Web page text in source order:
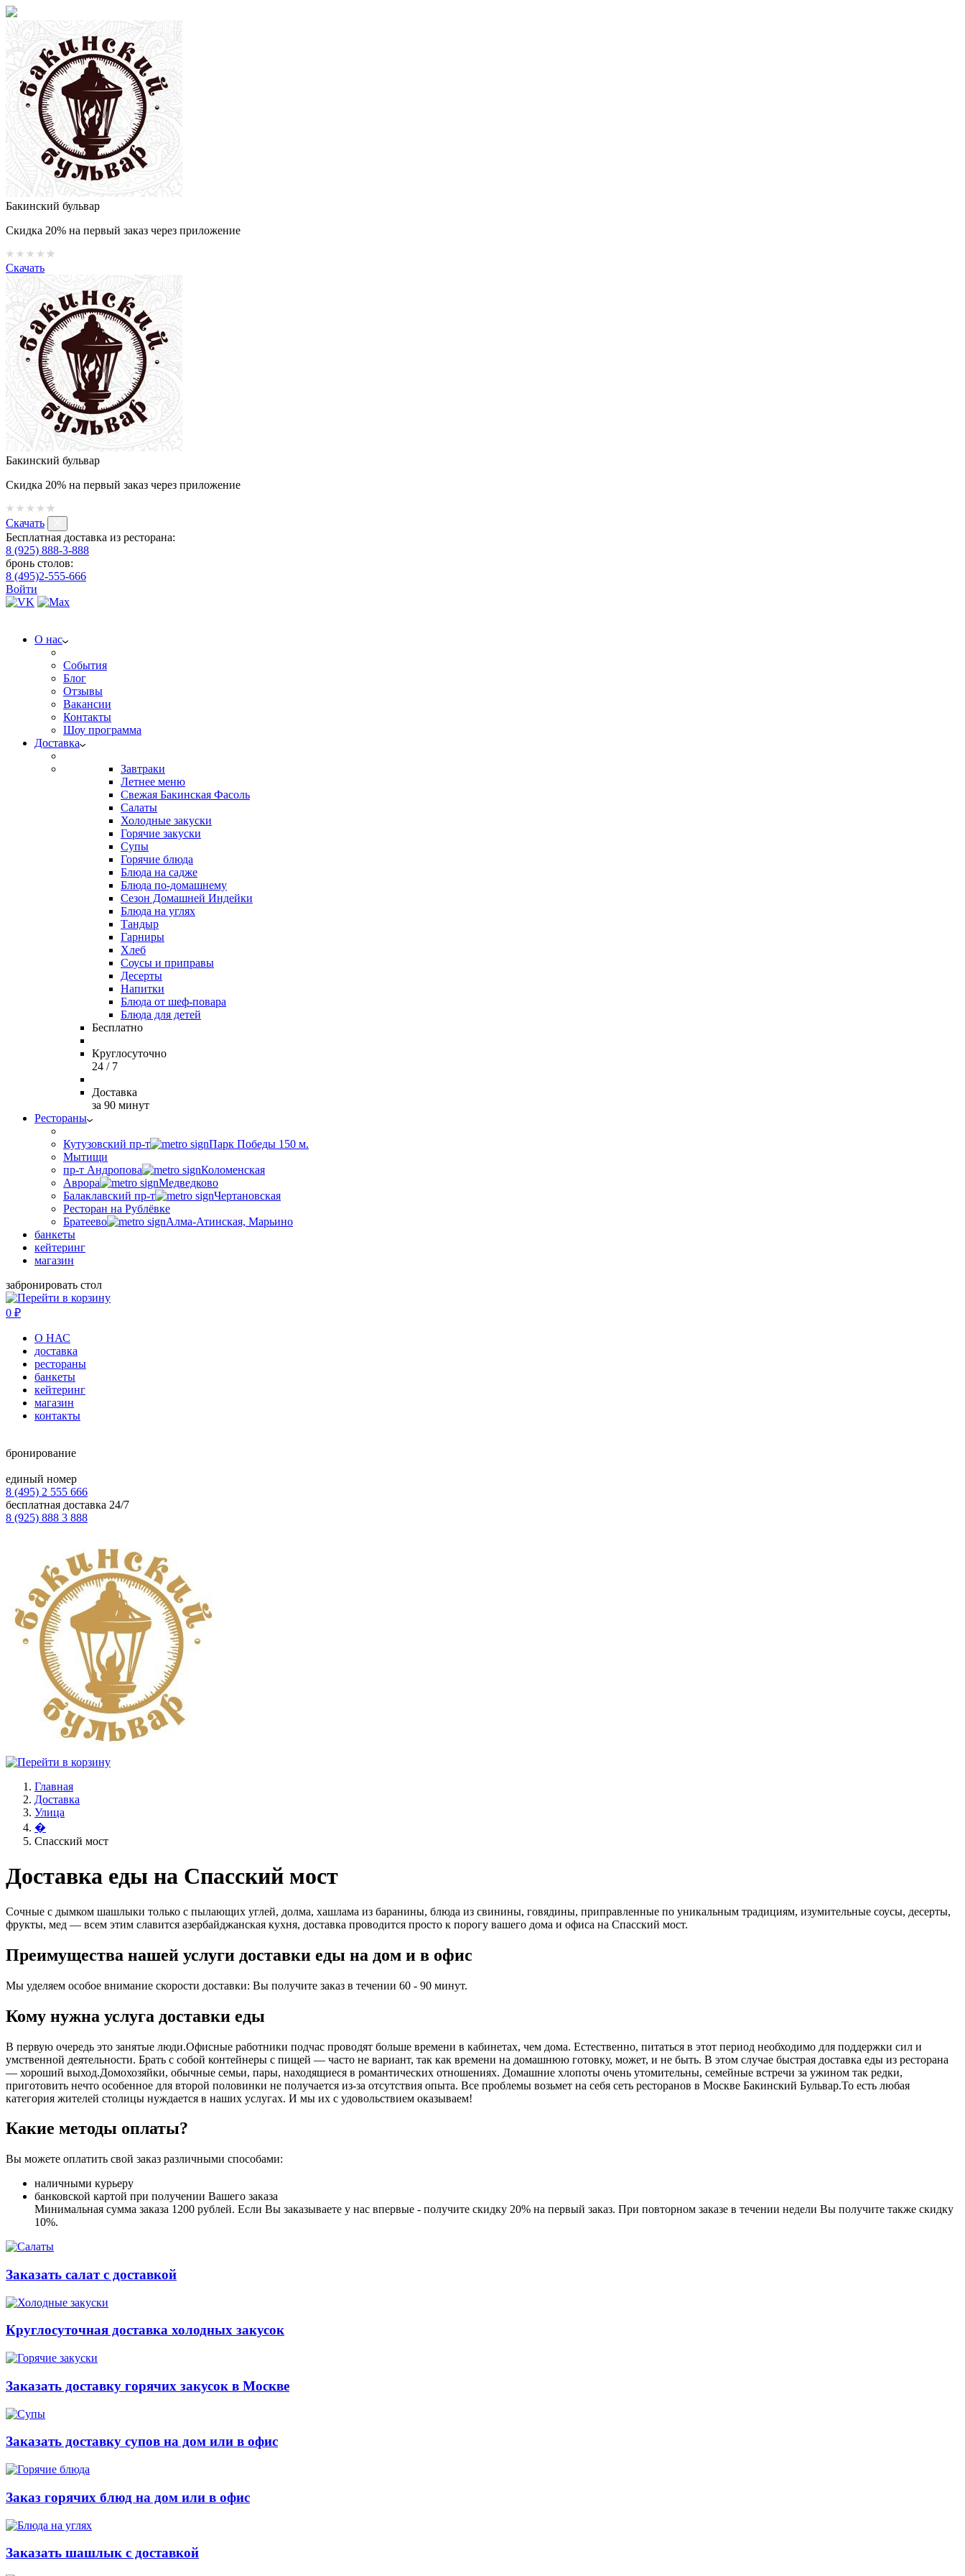
Бакинский бульвар
Скидка 20% на первый заказ через приложение
Скачать
Бакинский бульвар
Скидка 20% на первый заказ через приложение
Скачать
Бесплатная доставка из ресторана:
8 (925) 888-3-888
бронь столов:
8 (495)2-555-666
Войти
О нас
События
Блог
Отзывы
Вакансии
Контакты
Шоу программа
Доставка
Завтраки
Летнее меню
Свежая Бакинская Фасоль
Салаты
Холодные закуски
Горячие закуски
Супы
Горячие блюда
Блюда на садже
Блюда по-домашнему
Сезон Домашней Индейки
Блюда на углях
Тандыр
Гарниры
Хлеб
Соусы и приправы
Десерты
Напитки
Блюда от шеф-повара
Блюда для детей
Бесплатно
Круглосуточно
24 / 7
Доставка
за 90 минут
Рестораны
Кутузовский пр-т
Парк Победы 150 м.
Мытищи
пр-т Андропова
Коломенская
Аврора
Медведково
Балаклавский пр-т
Чертановская
Ресторан на Рублёвке
Братеево
Алма-Атинская, Марьино
банкеты
кейтеринг
магазин
забронировать стол
0 ₽
О НАС
доставка
рестораны
банкеты
кейтеринг
магазин
контакты
бронирование
единый номер
8 (495) 2 555 666
бесплатная доставка 24/7
8 (925) 888 3 888
Главная
Доставка
Улица
�
Спасский мост
Доставка еды на Спасский мост
Сочные с дымком шашлыки только с пылающих углей, долма, хашлама из баранины, блюда из свинины, говядины, приправленные по уникальным традициям, изумительные соусы, десерты,
фрукты, мед — всем этим славится азербайджанская кухня, доставка проводится просто к порогу вашего дома и офиса на Спасский мост.
Преимущества нашей услуги доставки еды на дом и в офис
Мы уделяем особое внимание скорости доставки: Вы получите заказ в течении 60 - 90 минут.
Кому нужна услуга доставки еды
В первую очередь это занятые люди.Офисные работники подчас проводят больше времени в кабинетах, чем дома. Естественно, питаться в этот период необходимо для поддержки сил и
умственной деятельности. Брать с собой контейнеры с пищей ― часто не вариант, так как времени на домашнюю готовку, может, и не быть. В этом случае быстрая доставка еды из ресторана
― хороший выход.Домохозяйки, обычные семьи, пары, находящиеся в романтических отношениях. Домашние хлопоты очень утомительны, семейные встречи за ужином так редки,
приготовить нечто особенное для второй половинки не получается из-за отсутствия опыта. Все проблемы возьмет на себя сеть ресторанов в Москве Бакинский Бульвар.То есть любая
категория жителей столицы нуждается в наших услугах. И мы их с удовольствием оказываем!
Какие методы оплаты?
Вы можете оплатить свой заказ различными способами:
наличными курьеру
банковской картой при получении Вашего заказа
Минимальная сумма заказа 1200 рублей. Если Вы заказываете у нас впервые - получите скидку 20% на первый заказ. При повторном заказе в течении недели Вы получите также скидку
10%.
Заказать салат с доставкой
Круглосуточная доставка холодных закусок
Заказать доставку горячих закусок в Москве
Заказать доставку супов на дом или в офис
Заказ горячих блюд на дом или в офис
Заказать шашлык с доставкой